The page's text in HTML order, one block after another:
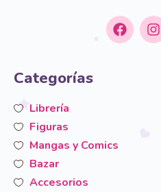
Categorías
Librería
Figuras
Mangas y Comics
Bazar
Accesorios